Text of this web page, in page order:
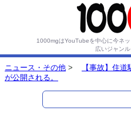
1000mgはYouTubeを中心に今ネッ
広いジャンル
ニュース・その他 >
【事故】住
が公開される。